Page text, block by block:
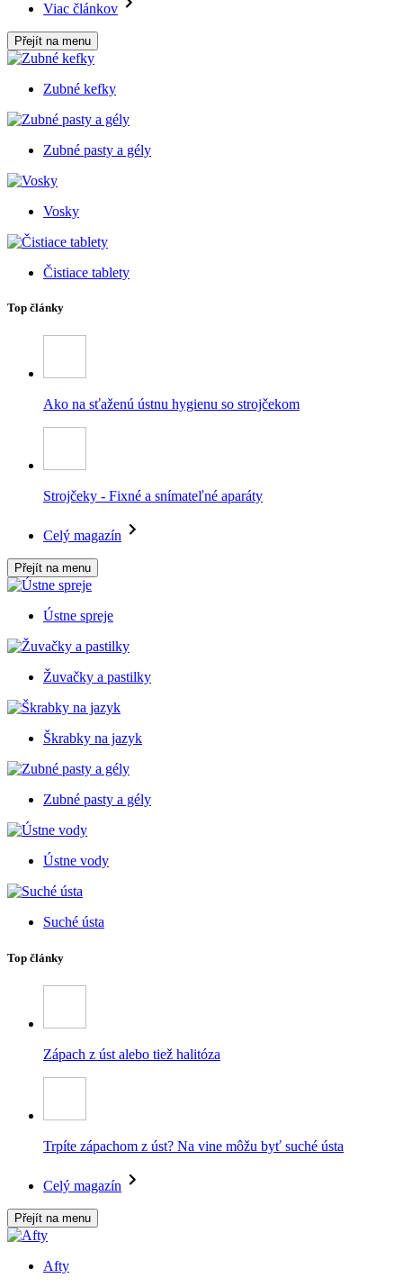
Viac článkov
Přejít na menu
Zubné kefky
Zubné pasty a gély
Vosky
Čistiace tablety
Top články
Ako na sťaženú ústnu hygienu so strojčekom
Strojčeky - Fixné a snímateľné aparáty
Celý magazín
Přejít na menu
Ústne spreje
Žuvačky a pastilky
Škrabky na jazyk
Zubné pasty a gély
Ústne vody
Suché ústa
Top články
Zápach z úst alebo tiež halitóza
Trpíte zápachom z úst? Na vine môžu byť suché ústa
Celý magazín
Přejít na menu
Afty